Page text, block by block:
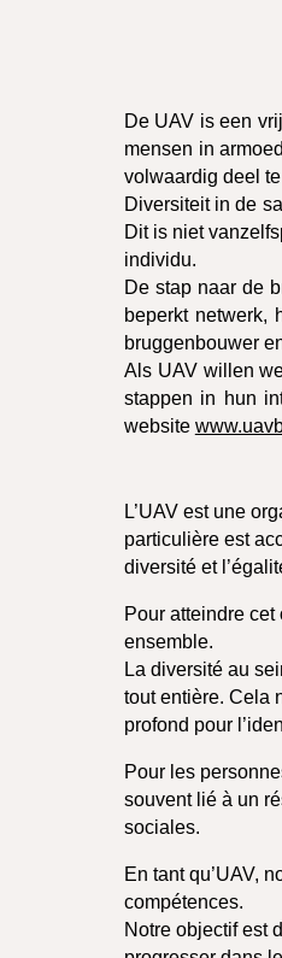
De UAV is een
mensen in
volwaardig deel
Diversiteit in de
Dit is niet
individu.
De stap naar de
beperkt netwerk,
bruggenbouwer
Als UAV willen
stappen in hun
website
L’UAV est une
particulière est
diversité et
Pour atteindre
ensemble.
La diversité au
tout entière. Cela
profond pour
Pour les
souvent lié à un
sociales.
En tant qu’UAV,
compétences.
Notre objectif est